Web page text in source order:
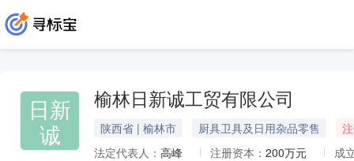
日新
诚
榆林日新诚工贸有限公司
陕西省 | 榆林市 厨具卫具及日用杂品零售
法定代表人： 高峰 注册资本： 200万元
成